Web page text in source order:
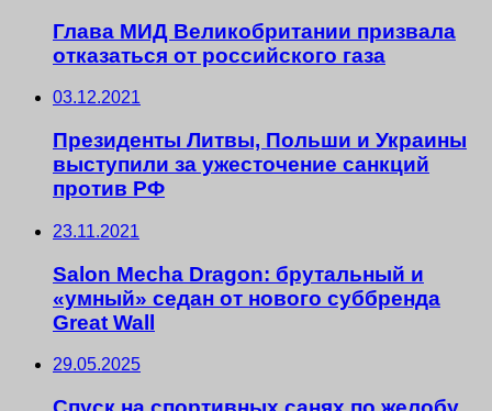
Глава МИД Великобритании призвала
отказаться от российского газа
03.12.2021
Президенты Литвы, Польши и Украины
выступили за ужесточение санкций
против РФ
23.11.2021
Salon Mecha Dragon: брутальный и
«умный» седан от нового суббренда
Great Wall
29.05.2025